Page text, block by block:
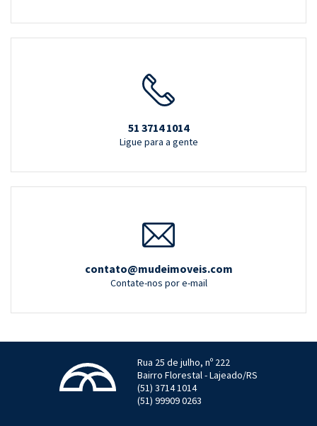
51 3714 1014
Ligue para a gente
contato@mudeimoveis.com
Contate-nos por e-mail
Rua 25 de julho, nº 222
Bairro Florestal - Lajeado/RS
(51) 3714 1014
(51) 99909 0263